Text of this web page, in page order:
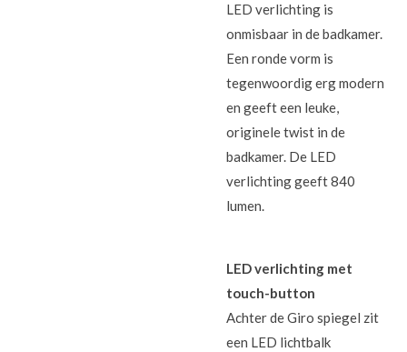
LED verlichting is
onmisbaar in de badkamer.
Een ronde vorm is
tegenwoordig erg modern
en geeft een leuke,
originele twist in de
badkamer. De LED
verlichting geeft 840
lumen.
LED verlichting met
touch-button
Achter de Giro spiegel zit
een LED lichtbalk